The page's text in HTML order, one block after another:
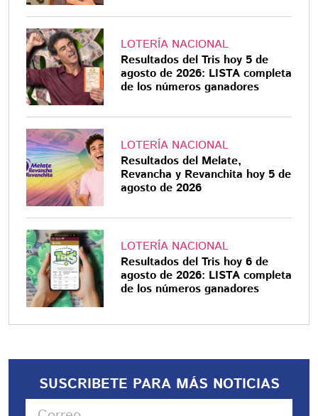
LOTERÍA NACIONAL
Resultados del Tris hoy 5 de
agosto de 2026: LISTA completa
de los números ganadores
LOTERÍA NACIONAL
Resultados del Melate,
Revancha y Revanchita hoy 5 de
agosto de 2026
LOTERÍA NACIONAL
Resultados del Tris hoy 6 de
agosto de 2026: LISTA completa
de los números ganadores
SUSCRIBETE PARA MÁS NOTICIAS